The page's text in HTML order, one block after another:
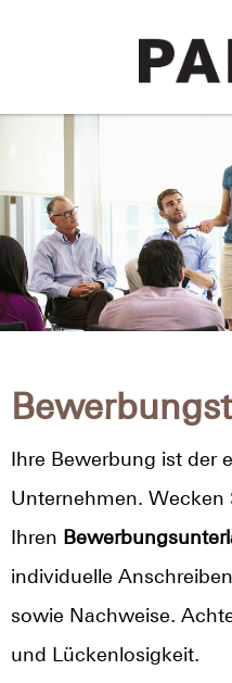
Ihre Bewerbung ist der
Unternehmen. Wecken
Ihren
individuelle
sowie Nachweise.
und Lückenlosigkeit.